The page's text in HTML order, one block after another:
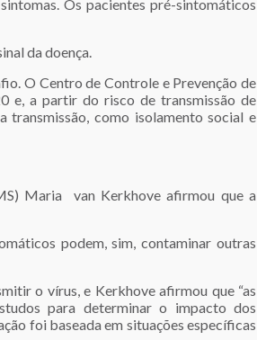
Os pacientes pré-sintomáticos
da doença.
O Centro de Controle e Prevenção de
e, a partir do risco de transmissão de
transmissão, como isolamento social e
Maria van Kerkhove afirmou que a
podem, sim, contaminar outras
o vírus, e Kerkhove afirmou que “as
para determinar o impacto dos
foi baseada em situações específicas